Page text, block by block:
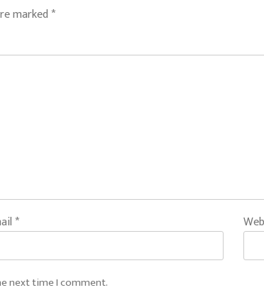
marked *
*
next time I comment.